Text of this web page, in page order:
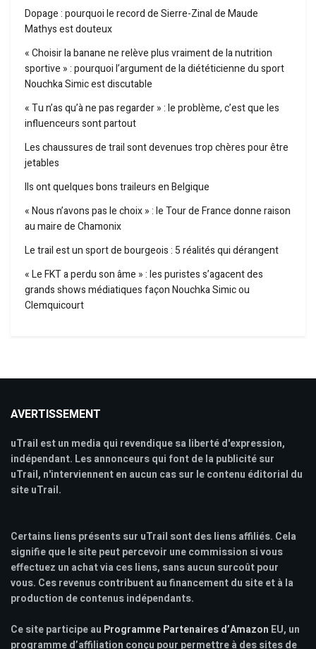
Dopage : pourquoi le record de Sierre-Zinal de Maude
Mathys est douteux
« Choisir la banane ne relève plus vraiment de la nutrition
sportive » : pourquoi l’argument de la diététicienne du sport
Nouchka Simic est discutable
« Tu n’as qu’à ne pas regarder » : le problème, c’est que les
influenceurs sont partout
Les chaussures de trail sont devenues trop chères pour être
jetables
Ils ont quelques bons traileurs en Belgique
« Nous n’avons pas le choix » : le Tour de France donne raison
au maire de Chamonix
Le trail est un sport de bourgeois : 5 réalités qui dérangent
« Le FKT a perdu son âme » : les puristes s’agacent des
grands shows médiatiques façon Nouchka Simic ou
Clemquicourt
AVERTISSEMENT
uTrail est un media qui revendique sa liberté d'expression,
indépendant. Les annonceurs qui font de la publicité sur
uTrail, n'interviennent en aucun cas sur le contenu éditorial du
site uTrail.
Certains liens présents sur uTrail sont des liens affiliés. Cela
signifie que le site peut percevoir une commission si vous
effectuez un achat via ces liens, sans aucun surcoût pour
vous. Ces revenus contribuent au financement du site et à la
production de contenus indépendants.
Ce site participe au Programme Partenaires d’Amazon EU, un
programme d’affiliation conçu pour permettre à des sites de